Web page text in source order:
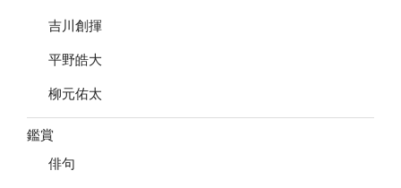
吉川創揮
平野皓大
柳元佑太
鑑賞
俳句